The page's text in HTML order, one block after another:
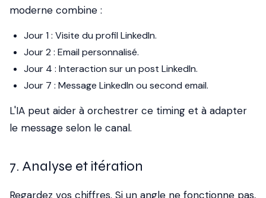
moderne combine :
Jour 1 : Visite du profil LinkedIn.
Jour 2 : Email personnalisé.
Jour 4 : Interaction sur un post LinkedIn.
Jour 7 : Message LinkedIn ou second email.
L'IA peut aider à orchestrer ce timing et à adapter
le message selon le canal.
7. Analyse et itération
Regardez vos chiffres. Si un angle ne fonctionne pas,